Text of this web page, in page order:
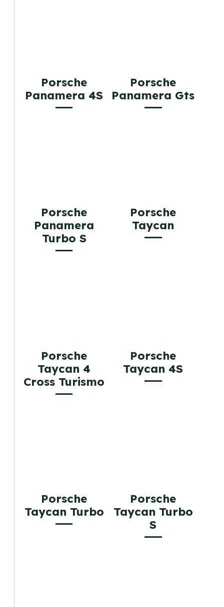
Porsche
Panamera 4S
Porsche
Panamera Gts
Porsche
Panamera
Turbo S
Porsche
Taycan
Porsche
Taycan 4
Cross Turismo
Porsche
Taycan 4S
Porsche
Taycan Turbo
Porsche
Taycan Turbo
S